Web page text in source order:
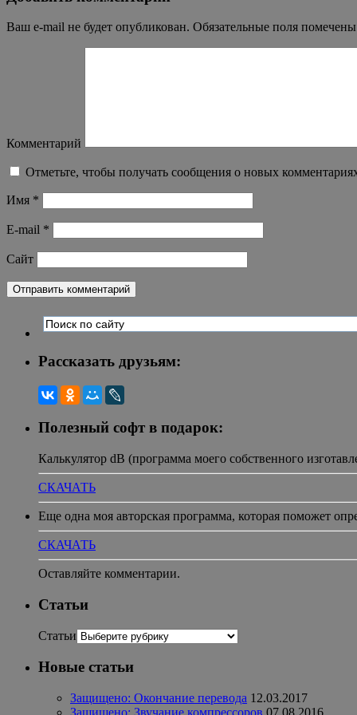
Ваш e-mail не будет опубликован. Обязательные поля помечены
Комментарий
Отметьте, чтобы получать сообщения о новых
Имя *
E-mail *
Сайт
Рассказать друзьям:
Полезный софт в подарок:
Калькулятор dB (программа моего собственного
СКАЧАТЬ
Еще одна моя авторская программа, которая поможет
СКАЧАТЬ
Оставляйте комментарии.
Статьи
Статьи
Новые статьи
Защищено: Окончание перевода 12.03.2017
Защищено: Звучание компрессоров 07.08.2016